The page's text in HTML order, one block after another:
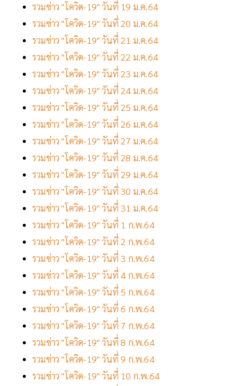
รวมข่าว "โควิด-19" วันที่ 19 ม.ค.64
รวมข่าว "โควิด-19" วันที่ 20 ม.ค.64
รวมข่าว "โควิด-19" วันที่ 21 ม.ค.64
รวมข่าว "โควิด-19" วันที่ 22 ม.ค.64
รวมข่าว "โควิด-19" วันที่ 23 ม.ค.64
รวมข่าว "โควิด-19" วันที่ 24 ม.ค.64
รวมข่าว "โควิด-19" วันที่ 25 ม.ค.64
รวมข่าว "โควิด-19" วันที่ 26 ม.ค.64
รวมข่าว "โควิด-19" วันที่ 27 ม.ค.64
รวมข่าว "โควิด-19" วันที่ 28 ม.ค.64
รวมข่าว "โควิด-19" วันที่ 29 ม.ค.64
รวมข่าว "โควิด-19" วันที่ 30 ม.ค.64
รวมข่าว "โควิด-19" วันที่ 31 ม.ค.64
รวมข่าว "โควิด-19" วันที่ 1 ก.พ.64
รวมข่าว "โควิด-19" วันที่ 2 ก.พ.64
รวมข่าว "โควิด-19" วันที่ 3 ก.พ.64
รวมข่าว "โควิด-19" วันที่ 4 ก.พ.64
รวมข่าว "โควิด-19" วันที่ 5 ก.พ.64
รวมข่าว "โควิด-19" วันที่ 6 ก.พ.64
รวมข่าว "โควิด-19" วันที่ 7 ก.พ.64
รวมข่าว "โควิด-19" วันที่ 8 ก.พ.64
รวมข่าว "โควิด-19" วันที่ 9 ก.พ.64
รวมข่าว "โควิด-19" วันที่ 10 ก.พ.64